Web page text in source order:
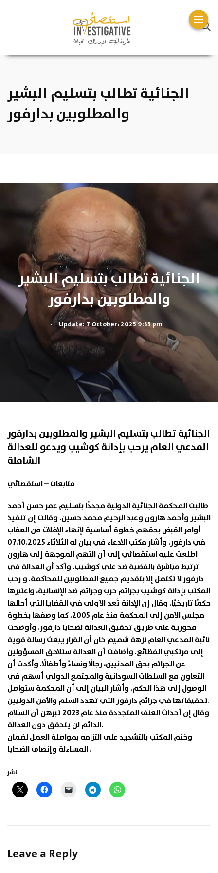
الجنائية تطالب بتسليم البشير
والمطلوبين بدارفور
الجنائية تطالب بتسليم البشير
والمطلوبين بدارفور
. Update: 7 October، 2025 9:35 pm
الجنائية تطالب بتسليم البشير والمطلوبين بدارفور
المدعي العام يرحب بإدانة كوشيب ويدعو للعدالة
الشاملة
متابعات – استقصائي
طالبت المحكمة الجنائية الدولية مجددًا بتسليم عمر حسن أحمد
البشير وأحمد هارون وعبد الرحيم محمد حسين. وقالت إن تنفيذ
أوامر القبض بحقهم خطوة أساسية لإنهاء الإفلات من العقاب
في دارفور. وأشار مكتب الادعاء في بيان له الثلاثاء 07.10.2025
اطلعت عليه استقصائي إلى أن التهم الموجهة إلى هارون
ترتبط مباشرة بالقضية ضد علي كوشيب. وأكد أن العدالة في
دارفور لا تكتمل إلا بتقديم جميع المطلوبين للمحاكمة. و رحب
المكتب بإدانة كوشيب بجرائم حرب وجرائم ضد الإنسانية، واعتبرها
حكمًا تاريخيًا. وقال إن الإدانة تُعد الأولى في القضايا التي أحالها
مجلس الأمن إلى المحكمة منذ عام 2005. كما وصفها بخطوة
محورية على طريق تحقيق العدالة لضحايا دارفور. وأوضحت
نائبة المدعي العام نزهة شميم خان أن القرار يبعث رسالة قوية
إلى مرتكبي الفظائع. وأضافت أن العدالة ستلاحق المسؤولين
عن الجرائم بحق المدنيين، رجالًا ونساءً وأطفالًا. وأكدت أن
التعاون مع السلطات السودانية والمجتمع الدولي أسهم في
الوصول إلى هذا الحكم. وأشار البيان إلى أن المحكمة ستواصل
تحقيقاتها في جرائم دارفور التي تهدد السلم والأمن الدوليين.
وقال إن أحداث العنف المتجددة منذ عام 2023 تبرهن أن السلام
الدائم لن يتحقق دون العدالة.
وختم المكتب بالتشديد على التزامه بمواصلة العمل لضمان
المساءلة وإنصاف الضحايا .
نشر
Leave a Reply